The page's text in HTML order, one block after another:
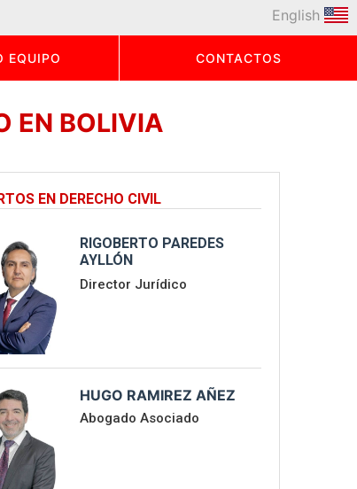
EQUIPO CONTACTOS
English
EN BOLIVIA
EN DERECHO CIVIL
RIGOBERTO PAREDES
AYLLÓN
Director Jurídico
HUGO RAMIREZ AÑEZ
Abogado Asociado